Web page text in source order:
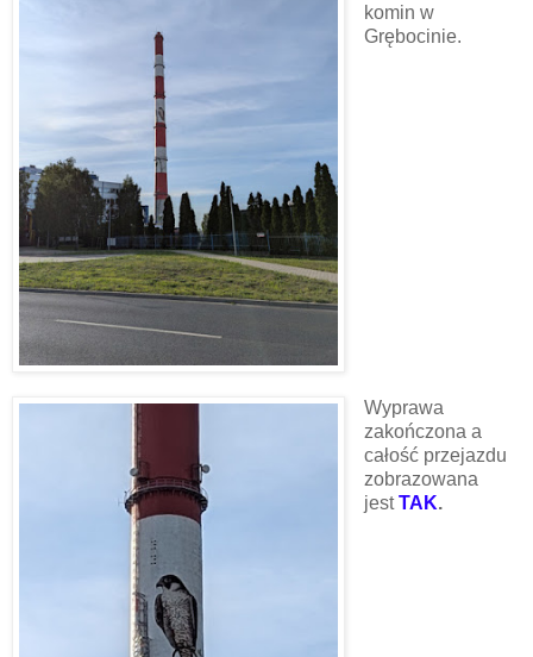
komin w
Grębocinie.
Wyprawa
zakończona a
całość przejazdu
zobrazowana
jestTAK.